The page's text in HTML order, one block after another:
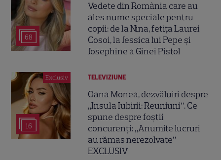
68
Vedete din România care au
ales nume speciale pentru
copii: de la Nina, fetița Laurei
Cosoi, la Jessica lui Pepe și
Josephine a Ginei Pistol
Exclusiv
16
TELEVIZIUNE
Oana Monea, dezvăluiri despre
„Insula Iubirii: Reuniuni”. Ce
spune despre foștii
concurenți: „Anumite lucruri
au rămas nerezolvate”
EXCLUSIV